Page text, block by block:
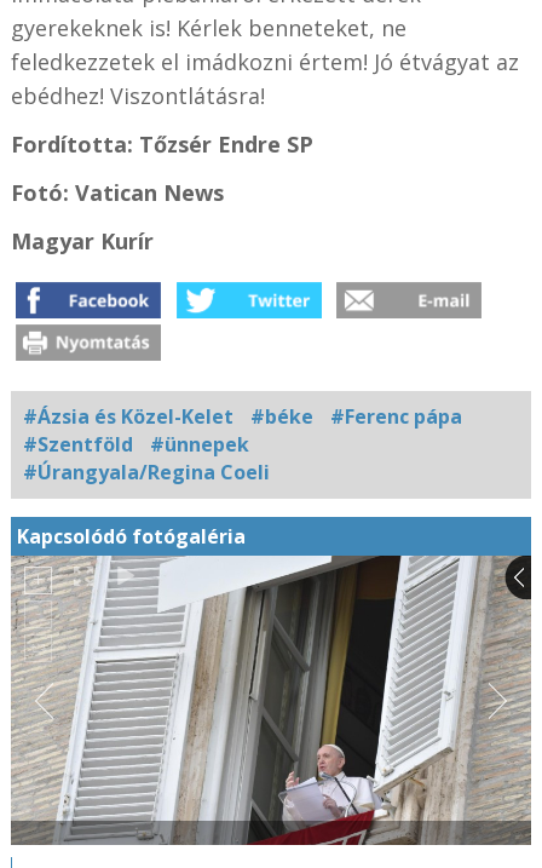
gyerekeknek is! Kérlek benneteket, ne
feledkezzetek el imádkozni értem! Jó étvágyat az
ebédhez! Viszontlátásra!
Fordította: Tőzsér Endre SP
Fotó: Vatican News
Magyar Kurír
#Ázsia és Közel-Kelet #béke
#Ferenc pápa
#Szentföld
#ünnepek
#Úrangyala/Regina Coeli
Kapcsolódó fotógaléria